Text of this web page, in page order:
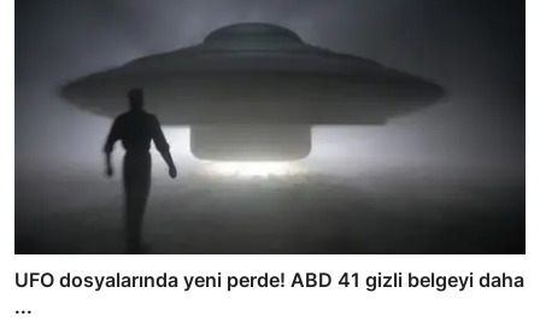
UFO dosyalarında yeni perde! ABD 41 gizli belgeyi daha
...